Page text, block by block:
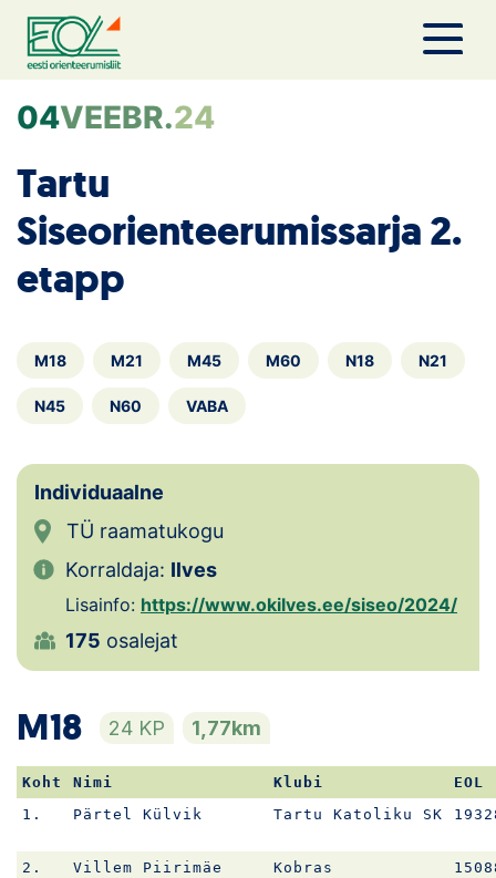
Liigu
sisu
juurde
04VEEBR.24
Tartu
Siseorienteerumissarja 2.
etapp
M18 M21 M45 M60 N18 N21
N45 N60 VABA
Individuaalne
TÜ raamatukogu
Korraldaja: Ilves
Lisainfo: https://www.okilves.ee/siseo/2024/
175 osalejat
M18 24 KP 1,77km
Koht Nimi Klubi
EOL
1.
Pärtel Külvik Tartu Katoliku SK
2. Villem Piirimäe Kobras